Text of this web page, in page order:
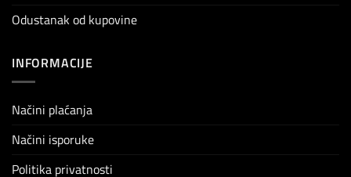
Odustanak od kupovine
INFORMACIJE
Načini plaćanja
Načini isporuke
Politika privatnosti